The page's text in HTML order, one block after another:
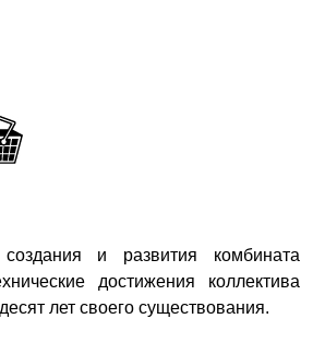
и развития комбината
достижения коллектива
лет своего существования.